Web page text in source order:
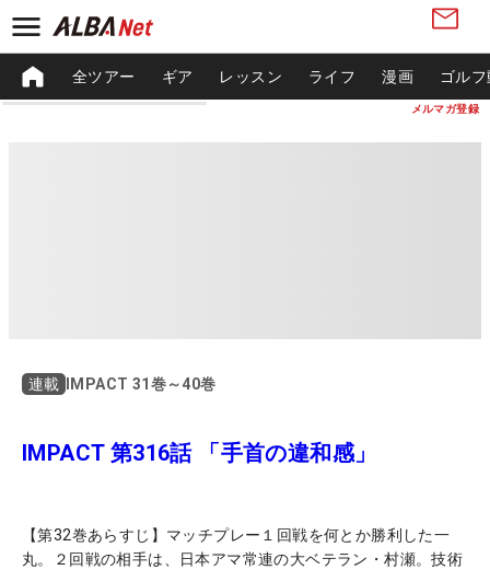
メルマガ登録
全ツアー ギア レッスン ライフ 漫画 ゴル
連載 IMPACT 31巻～40巻
IMPACT 第316話 「手首の違和感」
【第32巻あらすじ】マッチプレー１回戦を何とか勝利した一
丸。２回戦の相手は、日本アマ常連の大ベテラン・村瀬。技術